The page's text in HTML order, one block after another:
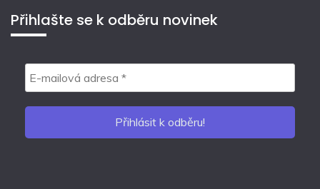
Přihlašte se k odběru novinek